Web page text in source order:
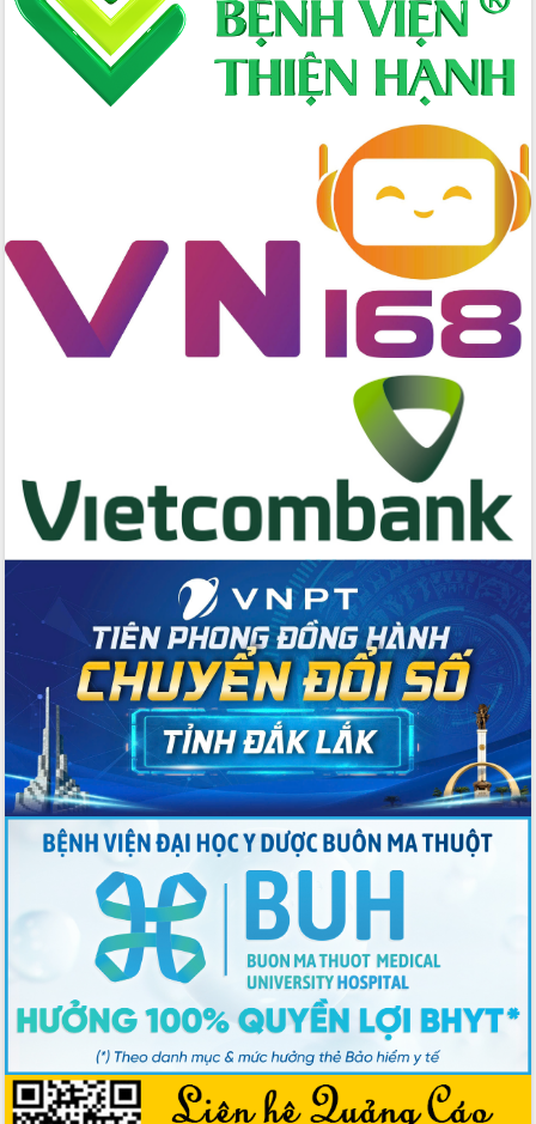
Tập huấn nâng cao năng lực triển khai
chuyển đổi số cho cán bộ, công chức
Đắk Lắk phát động hưởng ứng Ngày
Tổ chức trang trọng Lễ hội Đền thờ
Lương Văn Chánh năm 2026
Phó Bí thư Tỉnh ủy Đắk Lắk Đỗ Hữu
Huy giữ chức Bí thư Đảng ủy Ủy Ban
Nhân dân tỉnh
Đánh giá, rút kinh nghiệm công tác tổ
chức diễn tập trước ngày bầu cử
Chương trình “Gặp gỡ hữu nghị –
Bầu cử Quốc hội và HĐND: Cử tri Đắk
Lắk gửi gắm niềm tin, kỳ vọng vào lá
Đắk Lắk sẵn sàng các điều kiện cho
Ngày hội bầu cử đại biểu Quốc hội
khóa XVI và HĐND các cấp nhiệm kỳ
2026-2031
Đảm bảo cuộc bầu cử đại biểu Quốc
hội và đại biểu HĐND các cấp diễn ra
an toàn, hiệu quả, đúng quy định
Thủ tướng Chính phủ Phạm Minh Chính
kiểm tra, chỉ đạo hoàn thành các dự
án cao tốc và thăm khu tái định cư tại
Sôi nổi Hội đua ngựa truyền thống Gò
Thì Thùng mừng Xuân Bính Ngọ 2026
Lãnh đạo tỉnh dâng hương tưởng niệm
tại Đập Đồng Cam đầu Xuân Bính Ngọ
Ngành nông nghiệp phấn đấu tăng
trưởng đạt 5,86% trong năm 2026
UBND tỉnh Đắk Lắk triển khai công tác